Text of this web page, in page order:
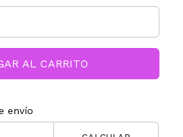
AL CARRITO
envío